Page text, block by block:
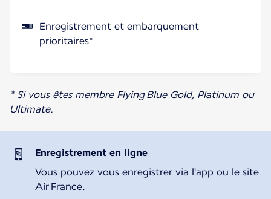
Enregistrement et embarquement
prioritaires*
* Si vous êtes membre Flying Blue Gold, Platinum ou
Ultimate.
Enregistrement en ligne
Vous pouvez vous enregistrer via l'app ou le site
Air France.